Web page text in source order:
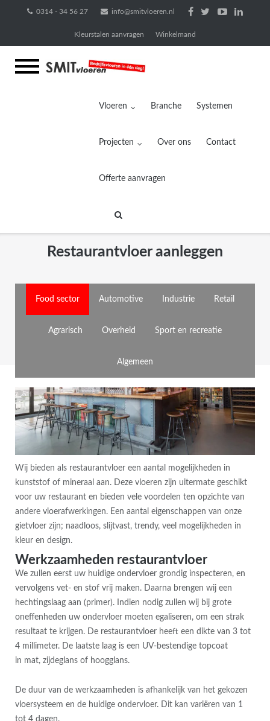
0314 - 34 56 27 info@smitvloeren.nl
Kleurstalen aanvragen Winkelmand
Vloeren Branche Systemen
Projecten Over ons Contact
Offerte aanvragen
Restaurantvloer aanleggen
Food sector Automotive Industrie Retail
Agrarisch Overheid Sport en recreatie
Algemeen
Wij bieden als restaurantvloer een aantal mogelijkheden in
kunststof of mineraal aan. Deze vloeren zijn uitermate geschikt
voor uw restaurant en bieden vele voordelen ten opzichte van
andere vloerafwerkingen. Een aantal eigenschappen van onze
gietvloer zijn; naadloos, slijtvast, trendy, veel mogelijkheden in
kleur en design.
Werkzaamheden restaurantvloer
We zullen eerst uw huidige ondervloer grondig inspecteren, en
vervolgens vet- en stof vrij maken. Daarna brengen wij een
hechtingslaag aan (primer). Indien nodig zullen wij bij grote
oneffenheden uw ondervloer moeten egaliseren, om een strak
resultaat te krijgen. De restaurantvloer heeft een dikte van 3 tot
4 millimeter. De laatste laag is een UV-bestendige topcoat
in mat, zijdeglans of hoogglans.
De duur van de werkzaamheden is afhankelijk van het gekozen
vloersysteem en de huidige ondervloer. Dit kan variëren van 1
tot 4 dagen.